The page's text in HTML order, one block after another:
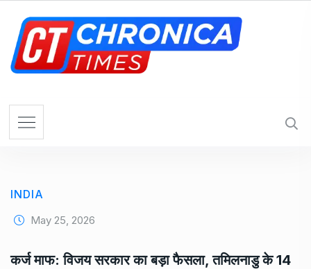
INDIA
May 25, 2026
कर्ज माफ: विजय सरकार का बड़ा फैसला, तमिलनाडु के 14